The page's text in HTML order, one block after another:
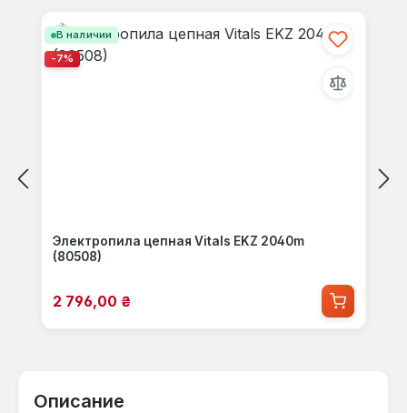
В наличии
-7%
Электропила цепная Vitals EKZ 2040m
(80508)
Цена продажи:
2 796,00 ₴
Описание